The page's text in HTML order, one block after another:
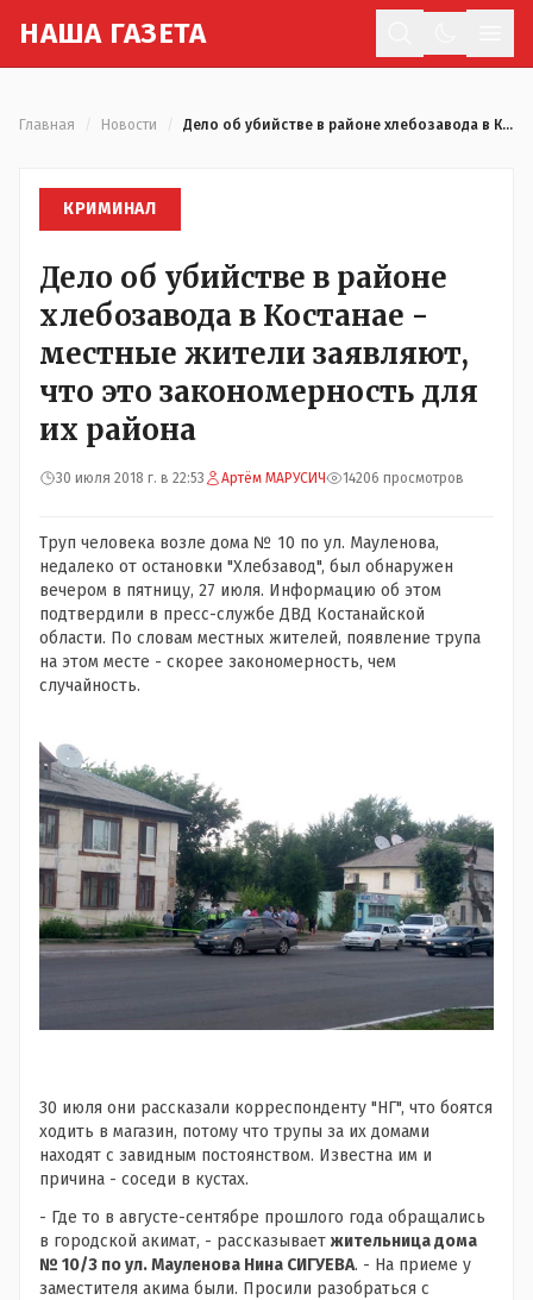
НАША ГАЗЕТА
Главная Новости Дело об убийстве в районе хлебозавода в Костанае - местные жители заявляют, что это закономерность для их района
КРИМИНАЛ
Дело об убийстве в районе
хлебозавода в Костанае -
местные жители заявляют,
что это закономерность для
их района
30 июля 2018 г. в 22:53 Артём МАРУСИЧ 14206 просмотров
Труп человека возле дома № 10 по ул. Мауленова,
недалеко от остановки "Хлебзавод", был обнаружен
вечером в пятницу, 27 июля. Информацию об этом
подтвердили в пресс-службе ДВД Костанайской
области. По словам местных жителей, появление трупа
на этом месте - скорее закономерность, чем
случайность.
30 июля они рассказали корреспонденту "НГ", что боятся
ходить в магазин, потому что трупы за их домами
находят с завидным постоянством. Известна им и
причина - соседи в кустах.
- Где то в августе-сентябре прошлого года обращались
в городской акимат, - рассказывает жительница дома
№ 10/3 по ул. Мауленова Нина СИГУЕВА. - На приеме у
заместителя акима были. Просили разобраться с